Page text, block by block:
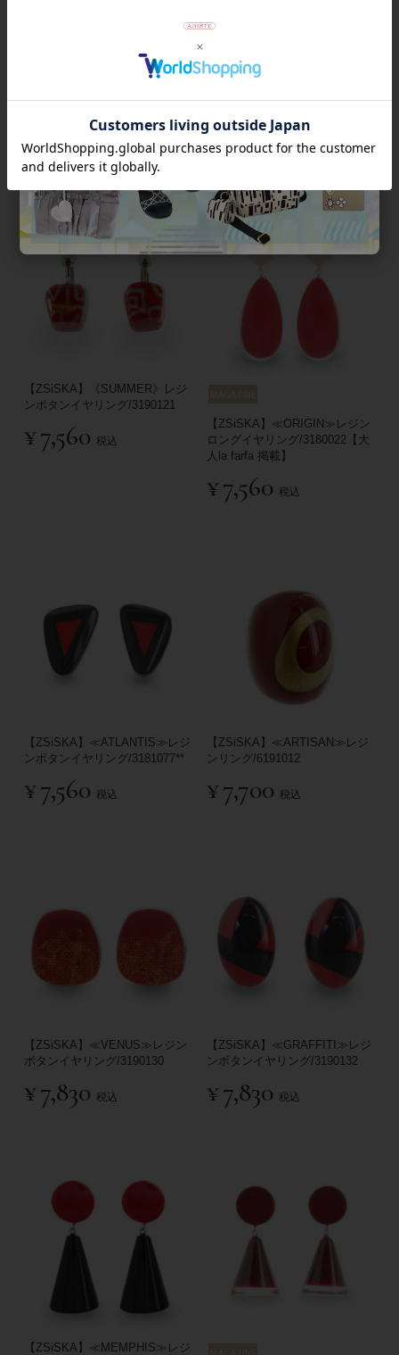
【ZSiSKA】≪MIRAGE≫レジ
7,480 税込
【ZSiSKA】《SUMMER》レジ
farfa 掲載】
¥7,560
【ZSiSKA】《SUMMER》レジ
ンボタンイヤリング/3190121
¥7,560 税込
【ZSiSKA】≪ORIGIN≫レジン
ロングイヤリング/3180022【大
人la farfa 掲載】
¥7,560 税込
【ZSiSKA】≪ATLANTIS≫レジ
ンボタンイヤリング/3181077**
¥7,560 税込
【ZSiSKA】≪ARTISAN≫レジ
ンリング/6191012
¥7,700 税込
【ZSiSKA】≪VENUS≫レジン
ボタンイヤリング/3190130
¥7,830 税込
【ZSiSKA】≪GRAFFITI≫レジ
ンボタンイヤリング/3190132
¥7,830 税込
【ZSiSKA】≪MEMPHIS≫レジ